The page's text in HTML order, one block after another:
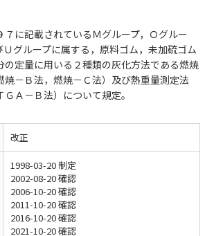
に記載されているＭグループ，Ｏグルー
Ｕグループに属する，原料ゴム，未加硫ゴム
の定量に用いる２種類の灰化方法である燃焼
焼－Ｂ法，燃焼－Ｃ法）及び熱重量測定法
ＧＡ－Ｂ法）について規定。
改正
1998-03-20 制定
2002-08-20 確認
2006-10-20 確認
2011-10-20 確認
2016-10-20 確認
2021-10-20 確認